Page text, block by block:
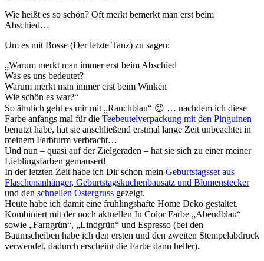
Wie heißt es so schön? Oft merkt bemerkt man erst beim
Abschied…
Um es mit Bosse (Der letzte Tanz) zu sagen:
„Warum merkt man immer erst beim Abschied
Was es uns bedeutet?
Warum merkt man immer erst beim Winken
Wie schön es war?“
So ähnlich geht es mir mit „Rauchblau“ 😉 … nachdem ich diese
Farbe anfangs mal für die Teebeutelverpackung mit den Pinguinen
benutzt habe, hat sie anschließend erstmal lange Zeit unbeachtet in
meinem Farbturm verbracht…
Und nun – quasi auf der Zielgeraden – hat sie sich zu einer meiner
Lieblingsfarben gemausert!
In der letzten Zeit habe ich Dir schon mein Geburtstagsset aus
Flaschenanhänger, Geburtstagskuchenbausatz und Blumenstecker
und den schnellen Ostergruss gezeigt.
Heute habe ich damit eine frühlingshafte Home Deko gestaltet.
Kombiniert mit der noch aktuellen In Color Farbe „Abendblau“
sowie „Farngrün“, „Lindgrün“ und Espresso (bei den
Baumscheiben habe ich den ersten und den zweiten Stempelabdruck
verwendet, dadurch erscheint die Farbe dann heller).